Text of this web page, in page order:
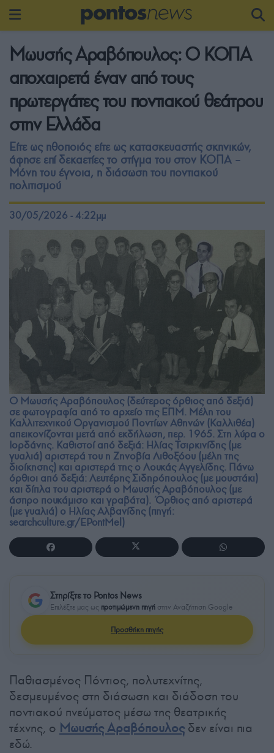
Μωυσής Αραβόπουλος: Ο ΚΟΠΑ
αποχαιρετά έναν από τους
πρωτεργάτες του ποντιακού θεάτρου
στην Ελλάδα
Είτε ως ηθοποιός είτε ως κατασκευαστής σκηνικών,
άφησε επί δεκαετίες το στίγμα του στον ΚΟΠΑ –
Μόνη του έγνοια, η διάσωση του ποντιακού
πολιτισμού
30/05/2026 - 4:22μμ
Ο Μωυσής Αραβόπουλος (δεύτερος όρθιος από δεξιά)
σε φωτογραφία από το αρχείο της ΕΠΜ. Μέλη του
Καλλιτεχνικού Οργανισμού Ποντίων Αθηνών (Καλλιθέα)
απεικονίζονται μετά από εκδήλωση, περ. 1965. Στη λύρα ο
Ιορδάνης. Καθιστοί από δεξιά: Ηλίας Τσιρκινίδης (με
γυαλιά) αριστερά του η Ζηνοβία Λιθοξόου (μέλη της
διοίκησης) και αριστερά της ο Λουκάς Αγγελίδης. Πάνω
όρθιοι από δεξιά: Λευτέρης Σιδηρόπουλος (με μουστάκι)
και δίπλα του αριστερά ο Μωυσής Αραβόπουλος (με
άσπρο πουκάμισο και γραβάτα). Όρθιος από αριστερά
(με γυαλιά) ο Ηλίας Αλβανίδης (πηγή:
searchculture.gr/EPontMel)
Στηρίξτε το Pontos News
Επιλέξτε μας ως προτιμώμενη πηγή στην Αναζήτηση Google
Προσθήκη πηγής
Παθιασμένος Πόντιος, πολυτεχνίτης,
δεσμευμένος στη διάσωση και διάδοση του
ποντιακού πνεύματος μέσω της θεατρικής
τέχνης, ο Μωυσής Αραβόπουλος δεν είναι πια
εδώ.